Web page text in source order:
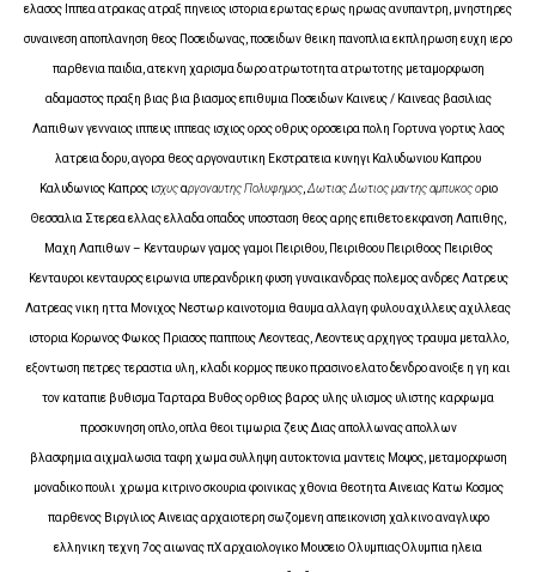
ελασος Ιππεα ατρακας ατραξ πηνειος ιστορια ερωτας ερως ηρωας ανυπαντρη, μνηστηρες
συναινεση αποπλανηση θεος Ποσειδωνας, ποσειδων θεικη πανοπλια εκπληρωση ευχη ιερο
παρθενια παιδια, ατεκνη χαρισμα δωρο ατρωτοτητα ατρωτοτης μεταμορφωση
αδαμαστος πραξη βιας βια βιασμος επιθυμια Ποσειδων Καινευς / Καινεας βασιλιας
Λαπιθων γενναιος ιππευς ιππεας ισχιος ορος οθρυς οροσειρα πολη Γορτυνα γορτυς λαος
λατρεια δορυ, αγορα θεος αργοναυτικη Εκστρατεια κυνηγι Καλυδωνιου Καπρου
Καλυδωνιος Καπρος ισχυςαργοναυτης Πολυφημος, Δωτιας Δωτιος μαντης αμπυκος οριο
Θεσσαλια Στερεα ελλας ελλαδα οπαδος υποσταση θεος αρης επιθετο εκφανση Λαπιθης,
Μαχη Λαπιθων – Κενταυρων γαμος γαμοι Πειριθου, Πειριθοου Πειριθοος Πειριθος
Κενταυροι κενταυρος ειρωνια υπερανδρικη φυση γυναικανδρας πολεμος ανδρες Λατρευς
Λατρεας νικη ηττα Μονιχος Νεστωρ καινοτομια θαυμα αλλαγη φυλου αχιλλευς αχιλλεας
ιστορια Κορωνος Φωκος Πριασος παππους Λεοντεας, Λεοντευς αρχηγος τραυμα μεταλλο,
εξοντωση πετρες τεραστια υλη, κλαδι κορμος πευκο πρασινο ελατο δενδρο ανοιξε η γη και
τον καταπιε βυθισμα Ταρταρα Βυθος ορθιος βαρος υλης υλισμος υλιστης καρφωμα
προσκυνηση οπλο, οπλα θεοι τιμωρια ζευς Διας απολλωνας απολλων
βλασφημια αιχμαλωσια ταφη χωμα συλληψη αυτοκτονια μαντεις Μοψος, μεταμορφωση
μοναδικο πουλι χρωμα κιτρινο σκουρια φοινικας χθονια θεοτητα Αινειας Κατω Κοσμος
παρθενος Βιργιλιος Αινειας αρχαιοτερη σωζομενη απεικονιση χαλκινο αναγλυφο
ελληνικη τεχνη 7ος αιωνας πΧ αρχαιολογικο Μουσειο ΟλυμπιαςΟλυμπια ηλεια